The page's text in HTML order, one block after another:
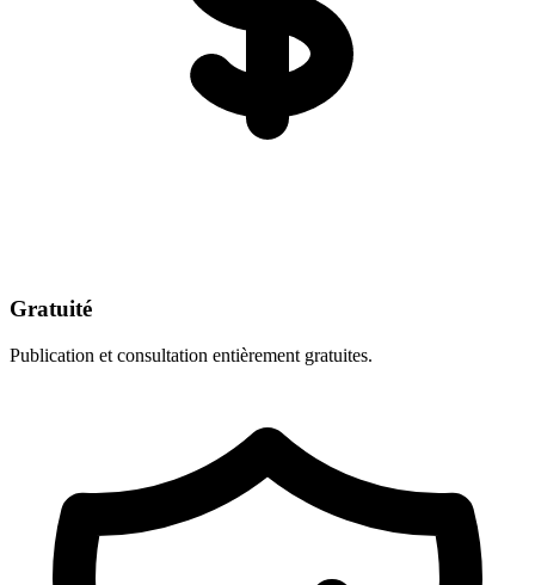
Gratuité
Publication et consultation entièrement gratuites.